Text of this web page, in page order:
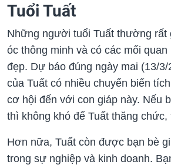
Tuổi Tuất
Những người tuổi Tuất thường rất
óc thông minh và có các mối quan
đẹp. Dự báo đúng ngày mai (13/
của Tuất có nhiều chuyển biến
cơ hội đến với con giáp này. Nếu
thì không khó để Tuất thăng
Hơn nữa, Tuất còn được bạn bè
trong sự nghiệp và kinh doanh.